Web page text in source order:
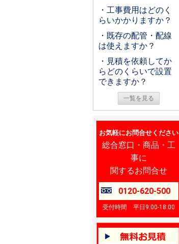
・工事費用はどのく
らいかかりますか？
・既存の配管・配線
は使えますか？
・見積を依頼してか
らどのくらいで設置
できますか？
一覧を見る
お気軽にお問合せください
総合窓口・商品・工
事に
関するお問合せ
0120-620-500
受付時間 平日9:00-18:00